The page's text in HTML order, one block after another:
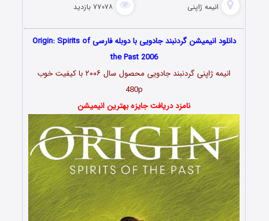
انیمه ژاپنی ۷۷۰۷۸ بازدید
دانلود انیمیشن گردنبند جادویی با دوبله فارسی Origin: Spirits of
the Past 2006
انیمه ژاپنی گردنبند جادویی محصول سال ۲۰۰۶ با کیفیت خوب
480p
نامزد دریافت جایزه بهترین انیمیشن